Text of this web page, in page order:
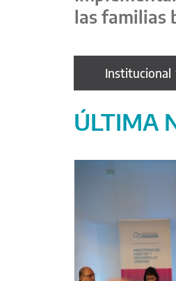
las familias
Institucional
ÚLTIMA